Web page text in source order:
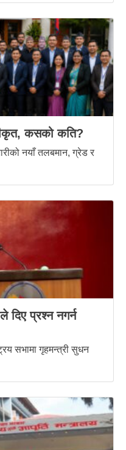
कसको कति?
नयाँ तलबमान, ग्रेड र
दिए प्रश्न नगर्न
सभामा गृहमन्त्री सुधन